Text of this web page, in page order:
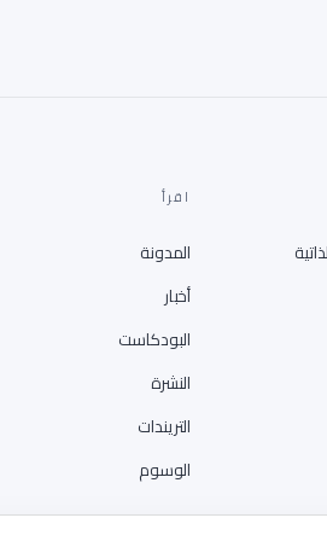
اقرأ
المدونة
أخبار
البودكاست
النشرة
التريندات
الوسوم